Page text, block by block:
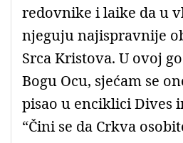
redovnike i laike da u
njeguju najispravnije
Srca Kristova. U ovoj
Bogu Ocu, sjećam se
pisao u enciklici Dives
“Čini se da Crkva